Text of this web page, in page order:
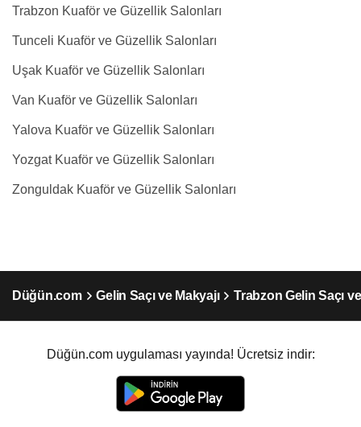
Trabzon Kuaför ve Güzellik Salonları
Tunceli Kuaför ve Güzellik Salonları
Uşak Kuaför ve Güzellik Salonları
Van Kuaför ve Güzellik Salonları
Yalova Kuaför ve Güzellik Salonları
Yozgat Kuaför ve Güzellik Salonları
Zonguldak Kuaför ve Güzellik Salonları
Düğün.com Gelin Saçı ve Makyajı Trabzon Gelin Saçı
Düğün.com uygulaması yayında! Ücretsiz indir: